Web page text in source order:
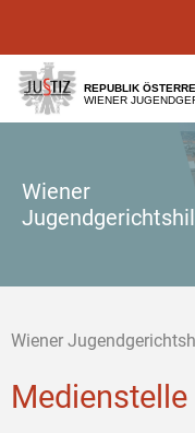
[1]
[2]
[3]
REPUBLIK
WIENER
Wiener
Wiener
Medienstelle